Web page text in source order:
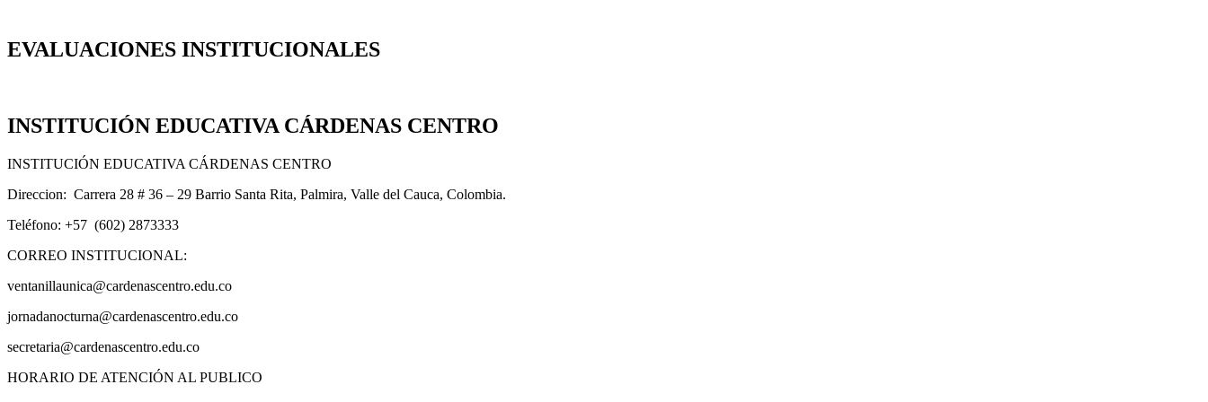
EVALUACIONES INSTITUCIONALES
INSTITUCIÓN EDUCATIVA CÁRDENAS CENTRO
INSTITUCIÓN EDUCATIVA CÁRDENAS CENTRO
Direccion: Carrera 28 # 36 – 29 Barrio Santa Rita, Palmira, Valle del Cauca, Colombia.
Teléfono: +57 (602) 2873333
CORREO INSTITUCIONAL:
ventanillaunica@cardenascentro.edu.co
jornadanocturna@cardenascentro.edu.co
secretaria@cardenascentro.edu.co
HORARIO DE ATENCIÓN AL PUBLICO